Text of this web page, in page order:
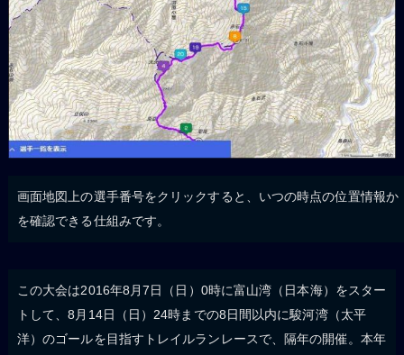
画面地図上の選手番号をクリックすると、いつの時点の位置情報か
を確認できる仕組みです。
この大会は2016年8月7日（日）0時に富山湾（日本海）をスター
トして、8月14日（日）24時までの8日間以内に駿河湾（太平
洋）のゴールを目指すトレイルランレースで、隔年の開催。本年